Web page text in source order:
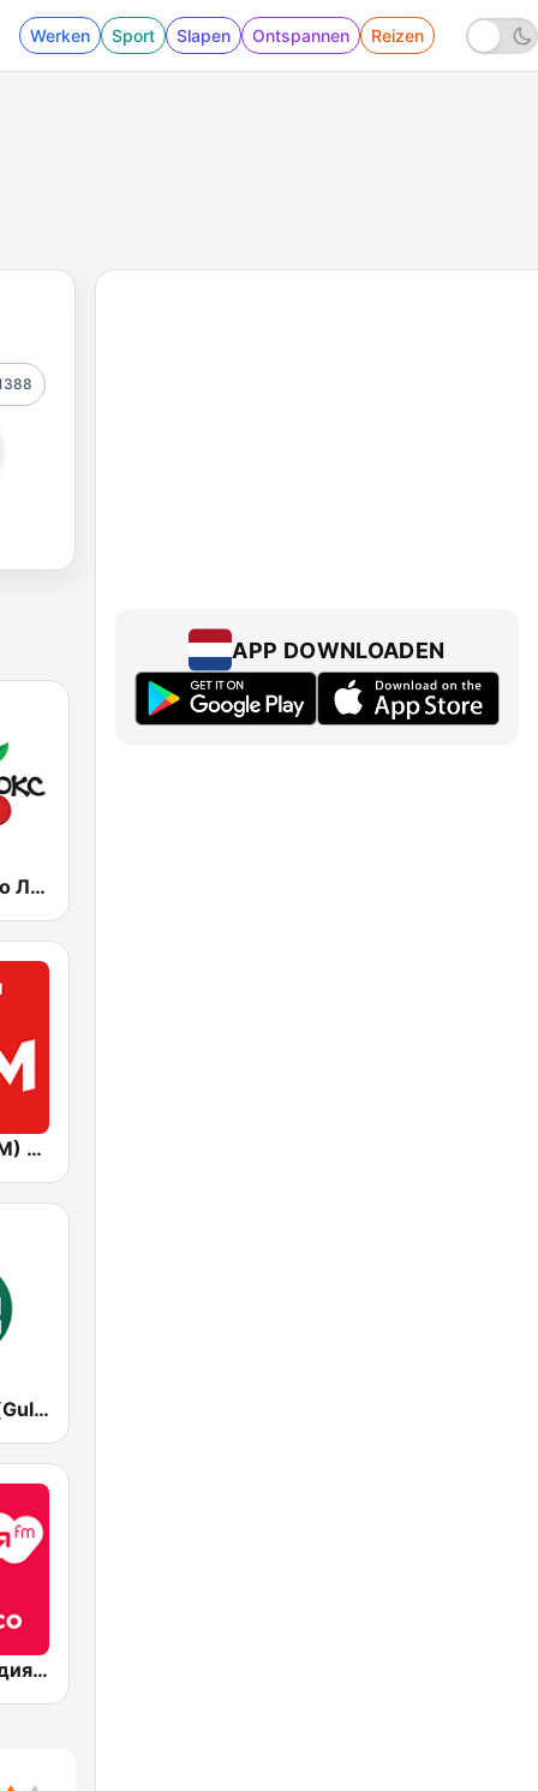
Werken Sport Slapen Ontspannen Reizen
Lux FM (Pадіо Люкс)
Хіт FM (Hit FM) - Best
Гуляй Радіо (Guliay Radio)
Радио Мелодия (Radio Melodia Disco)
APP DOWNLOADEN